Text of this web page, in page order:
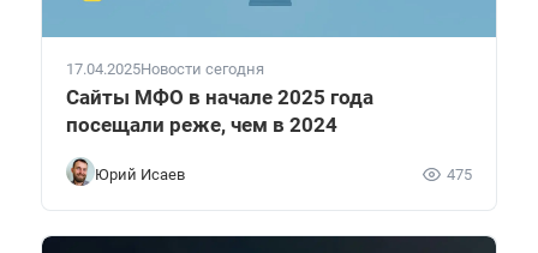
17.04.2025Новости сегодня
Сайты МФО в начале 2025 года
посещали реже, чем в 2024
Юрий Исаев 475